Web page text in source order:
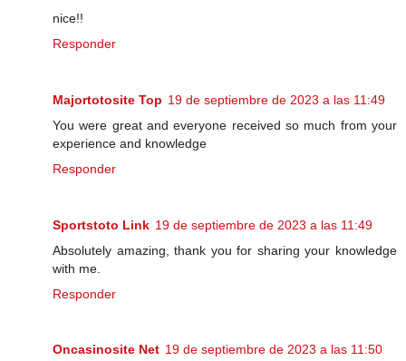
nice!!
Responder
Majortotosite Top 19 de septiembre de 2023 a las 11:49
You were great and everyone received so much from your
experience and knowledge
Responder
Sportstoto Link 19 de septiembre de 2023 a las 11:49
Absolutely amazing, thank you for sharing your knowledge
with me.
Responder
Oncasinosite Net 19 de septiembre de 2023 a las 11:50